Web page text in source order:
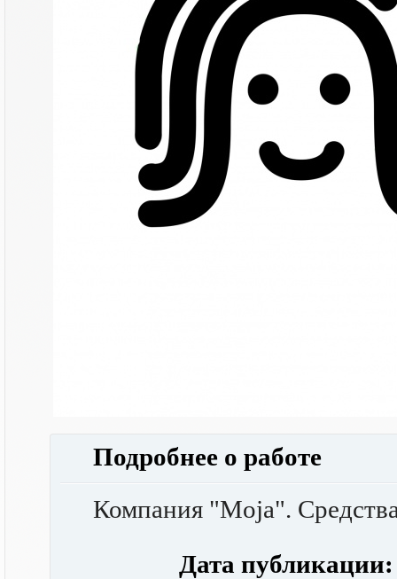
Подробнее о работе
Компания "Moja".
Дата публикации: